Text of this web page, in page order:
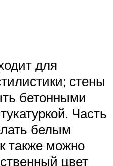
для
стены
бетонными
Часть
белым
также можно
цвет